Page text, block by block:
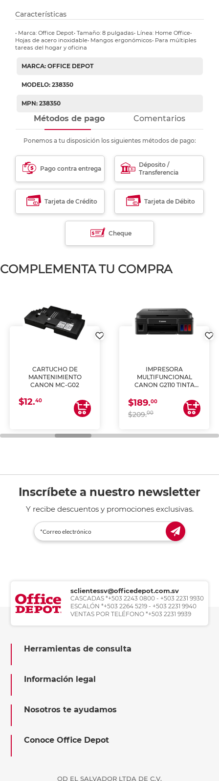
Características
• Marca: Office Depot• Tamaño: 8 pulgadas• Línea: Home Office•
Hojas de acero inoxidable• Mangos ergonómicos• Para múltiples
tareas del hogar y oficina
MARCA: OFFICE DEPOT
MODELO: 238350
MPN: 238350
Métodos de pago Comentarios
Ponemos a tu disposición los siguientes métodos de pago:
Pago contra entrega
Déposito /
Transferencia
Tarjeta de Crédito Tarjeta de Débito
Cheque
COMPLEMENTA TU COMPRA
CARTUCHO DE
MANTENIMIENTO
CANON MC-G02
$12.40
IMPRESORA
MULTIFUNCIONAL
CANON G2110 TINTA
$189.00
$209.00
Inscríbete a nuestro newsletter
Y recibe descuentos y promociones exclusivas.
sclientessv@officedepot.com.sv
CASCADAS *+503 2243 0800 - +503 2231 9930
ESCALÓN *+503 2264 5219 - +503 2231 9940
VENTAS POR TELÉFONO *+503 2231 9939
Herramientas de consulta
Información legal
Nosotros te ayudamos
Conoce Office Depot
OD EL SALVADOR LTDA DE C.V.